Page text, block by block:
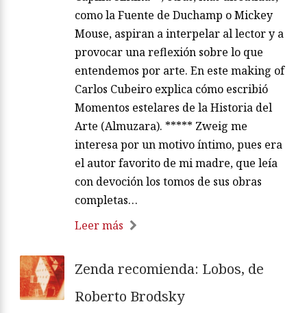
como la Fuente de Duchamp o Mickey
Mouse, aspiran a interpelar al lector y a
provocar una reflexión sobre lo que
entendemos por arte. En este making of
Carlos Cubeiro explica cómo escribió
Momentos estelares de la Historia del
Arte (Almuzara). ***** Zweig me
interesa por un motivo íntimo, pues era
el autor favorito de mi madre, que leía
con devoción los tomos de sus obras
completas…
Leer más
Zenda recomienda: Lobos, de
Roberto Brodsky